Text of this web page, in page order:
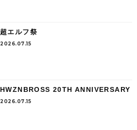
超エルフ祭
2026.07.15
HWZNBROSS 20TH ANNIVERSARY
2026.07.15